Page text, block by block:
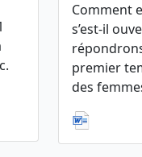
Comment
s’est-il
premier
des